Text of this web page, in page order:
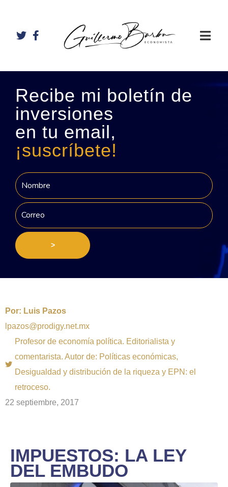
Recibe mi boletín de
inversiones
en tu email,
¡suscríbete!
>
Por: Luis Pazos
lpazos@prodigy.net.mx
Profesor de economía política. Editorialista y
comentarista. Autor de: Políticas económicas,
Desigualdad y distribución de la riqueza y EPN: el
retroceso.
22 septiembre, 2017
IMPUESTOS: LA LEY
DEL EMBUDO